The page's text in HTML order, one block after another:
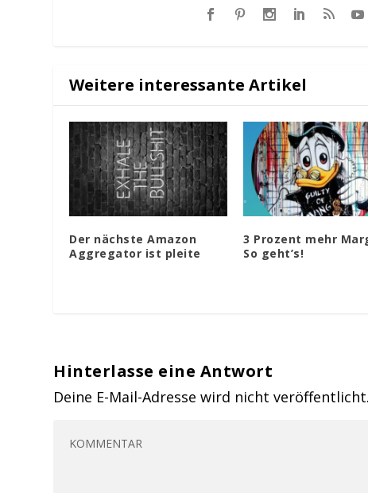
Weitere interessante Artikel
Der nächste Amazon
Aggregator ist pleite
3 Prozent mehr
So geht’s!
Hinterlasse eine Antwort
Deine E-Mail-Adresse wird nicht veröffentlicht.